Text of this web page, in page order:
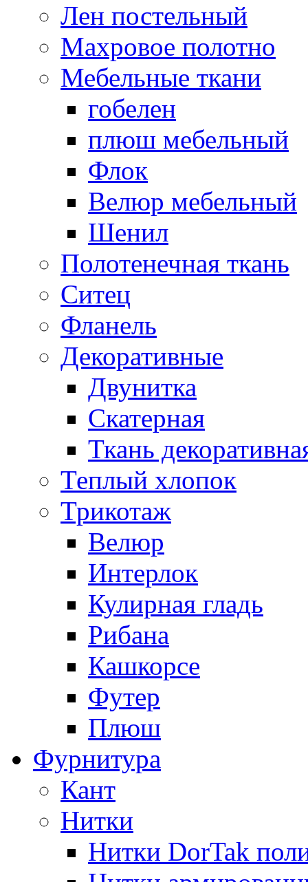
Лен постельный
Махровое полотно
Мебельные ткани
гобелен
плюш мебельный
Флок
Велюр мебельный
Шенил
Полотенечная ткань
Ситец
Фланель
Декоративные
Двунитка
Скатерная
Ткань
Теплый хлопок
Трикотаж
Велюр
Интерлок
Кулирная гладь
Рибана
Кашкорсе
Футер
Плюш
Фурнитура
Кант
Нитки
Нитки DorTak